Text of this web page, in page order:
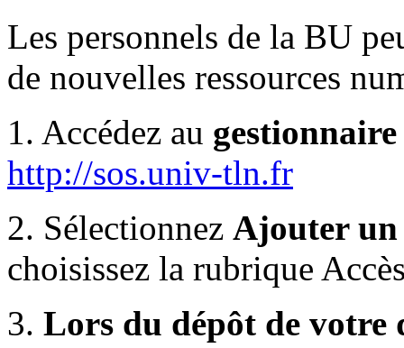
Les personnels de la BU
de nouvelles ressources
1. Accédez au
http://sos.univ-tln.fr
2. Sélectionnez Ajouter
choisissez la rubrique
3. Lors du dépôt de votre